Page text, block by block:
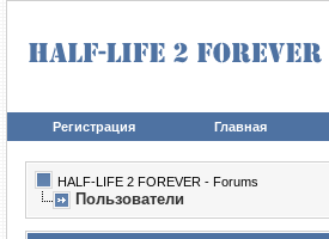
Регистрация Главная
HALF-LIFE 2 FOREVER - Forums
Пользователи